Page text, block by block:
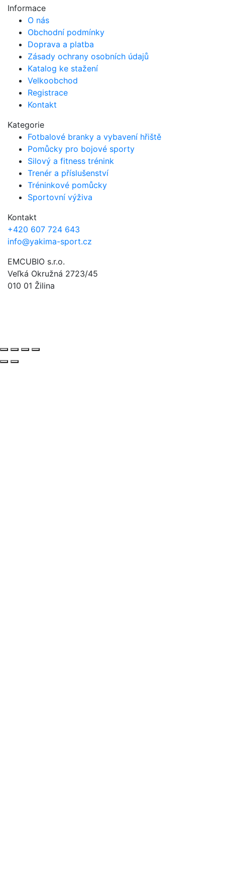
product
page
Informace
O nás
Obchodní podmínky
Doprava a platba
Zásady ochrany osobních údajů
Katalog ke stažení
Velkoobchod
Registrace
Kontakt
Kategorie
Fotbalové branky a vybavení hřiště
Pomůcky pro bojové sporty
Silový a fitness trénink
Trenér a příslušenství
Tréninkové pomůcky
Sportovní výživa
Kontakt
+420 607 724 643
info@yakima-sport.cz
EMCUBIO s.r.o.
Veľká Okružná 2723/45
010 01 Žilina